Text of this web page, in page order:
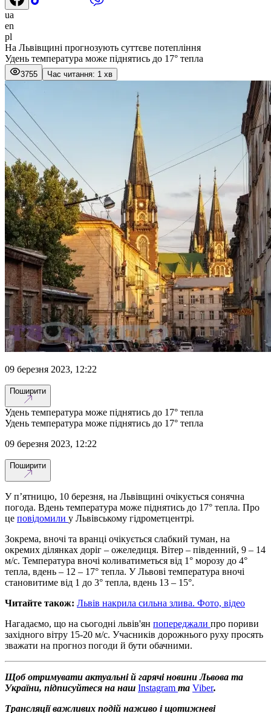
ua
en
pl
На Львівщині прогнозують суттєве потепління
Удень температура може піднятись до 17° тепла
3755 Час читання: 1 хв
09 березня 2023, 12:22
Поширити
Удень температура може піднятись до 17° тепла
Удень температура може піднятись до 17° тепла
09 березня 2023, 12:22
Поширити
У п’ятницю, 10 березня, на Львівщині очікується сонячна
погода. Вдень температура може піднятись до 17° тепла. Про
це повідомили у Львівському гідрометцентрі.
Зокрема, вночі та вранці очікується слабкий туман, на
окремих ділянках доріг – ожеледиця. Вітер – південний, 9 – 14
м/с. Температура вночі коливатиметься від 1° морозу до 4°
тепла, вдень – 12 – 17° тепла. У Львові температура вночі
становитиме від 1 до 3° тепла, вдень 13 – 15°.
Читайте також: Львів накрила сильна злива. Фото, відео
Нагадаємо, що на сьогодні львів'ян попереджали про пориви
західного вітру 15-20 м/с. Учасників дорожнього руху просять
зважати на прогноз погоди й бути обачними.
Щоб отримувати актуальні й гарячі новини Львова та
України, підписуйтеся на наш Instagram та Viber.
Трансляції важливих подій наживо і щотижневі